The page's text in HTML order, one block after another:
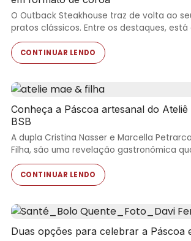
O Outback Steakhouse traz de volta ao
pratos clássicos. Entre os destaques,
CONTINUAR LENDO
Conheça a Páscoa artesanal do Ateliê
BSB
A dupla Cristina Nasser e Marcella
Filha, são uma revelação gastronômica
CONTINUAR LENDO
Duas opções para celebrar a Páscoa